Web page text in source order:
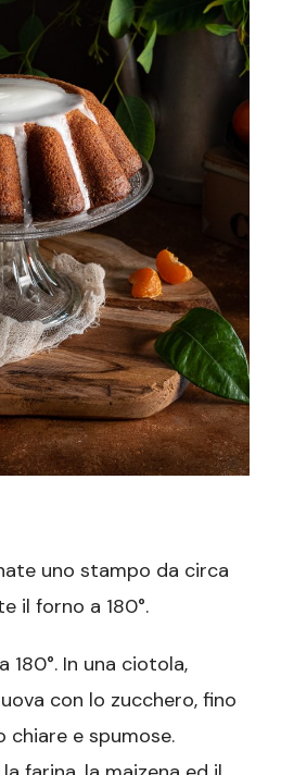
uno stampo da circa
il forno a 180°.
In una ciotola,
con lo zucchero, fino
chiare e spumose.